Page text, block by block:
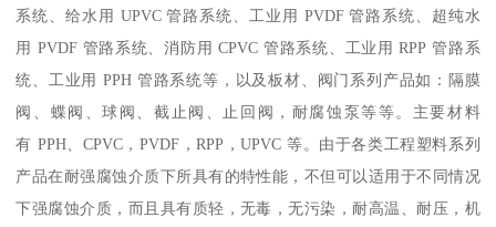
系统、给水用 UPVC 管路系统、工业用 PVDF 管路系统、超纯水
用 PVDF 管路系统、消防用 CPVC 管路系统、工业用 RPP 管路系
统、工业用 PPH 管路系统等，以及板材、阀门系列产品如：隔膜
阀、蝶阀、球阀、截止阀、止回阀，耐腐蚀泵等等。主要材料
有 PPH、CPVC，PVDF，RPP，UPVC 等。由于各类工程塑料系列
产品在耐强腐蚀介质下所具有的特性能，不但可以适用于不同情况
下强腐蚀介质，而且具有质轻，无毒，无污染，耐高温、耐压，机